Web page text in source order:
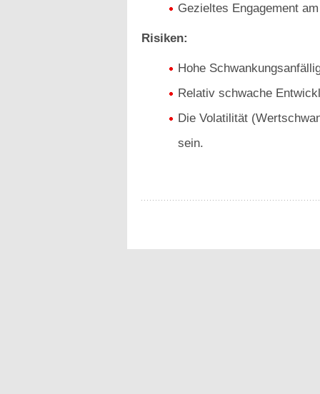
Gezieltes Engagement
Risiken:
Hohe
Relativ schwache
Die Volatilität
sein.